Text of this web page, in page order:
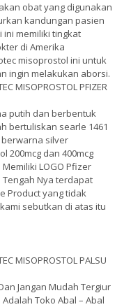
obat yang digunakan
kandungan pasien
memiliki tingkat
di Amerika
misoprostol ini untuk
ingin melakukan aborsi.
MISOPROSTOL PFIZER
putih dan berbentuk
bertuliskan searle 1461
silver
200mcg dan 400mcg
LOGO Pfizer
Nya terdapat
Product yang tidak
sebutkan di atas itu
MISOPROSTOL PALSU
Jangan Mudah Tergiur
Toko Abal – Abal